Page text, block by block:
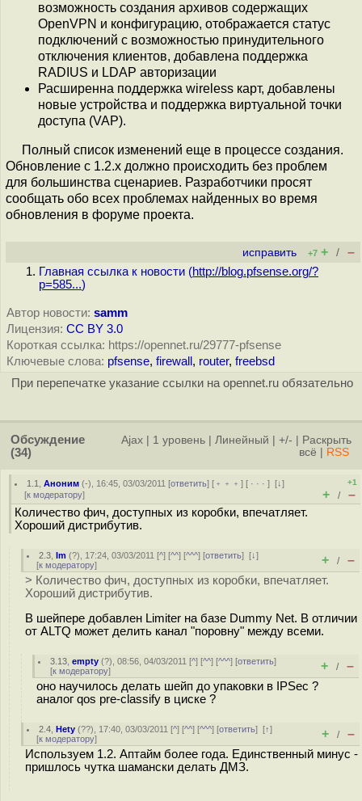
возможность создания архивов содержащих
OpenVPN и конфигурацию, отображается статус
подключений с возможностью принудительного
отключения клиентов, добавлена поддержка
RADIUS и LDAP авторизации
Расширенна поддержка wireless карт, добавлены
новые устройства и поддержка виртуальной точки
доступа (VAP).
Полный список изменений еще в процессе создания.
Обновление с 1.2.х должно происходить без проблем
для большинства сценариев. Разработчики просят
сообщать обо всех проблемах найденных во время
обновления в форуме проекта.
исправить +7 + / –
Главная ссылка к новости (http://blog.pfsense.org/?
p=585...)
Автор новости: samm
Лицензия: CC BY 3.0
Короткая ссылка: https://opennet.ru/29777-pfsense
Ключевые слова: pfsense, firewall , router, freebsd
При перепечатке указание ссылки на opennet.ru обязательно
Обсуждение
(34)
Ajax 1 уровень Линейный +/-
Раскрыть
всё
RSS
1.1 ,Аноним (-), 16:45, 03/03/2011 [ответить] [ ﹢﹢﹢] [ · · ·][↓]
[к модератору]
+1
+ / –
Количество фич, доступных из коробки, впечатляет.
Хороший дистрибутив.
2.3 ,Im (?), 17:24, 03/03/2011 [^] [^^] [^^^] [ответить][↓]
[к модератору] + / –
> Количество фич, доступных из коробки, впечатляет.
Хороший дистрибутив.
В шейпере добавлен Limiter на базе Dummy Net. В отличии
от ALTQ может делить канал "поровну" между всеми.
3.13 ,empty (?), 08:56, 04/03/2011 [^] [^^] [^^^] [ответить]
[к модератору] + / –
оно научилось делать шейп до упаковки в IPSec ?
аналог qos pre-classify в циске ?
2.4 ,Hety (??), 17:40, 03/03/2011 [^] [^^] [^^^] [ответить][↑]
[к модератору] + / –
Используем 1.2. Аптайм более года. Единственный минус -
пришлось чутка шамански делать ДМЗ.